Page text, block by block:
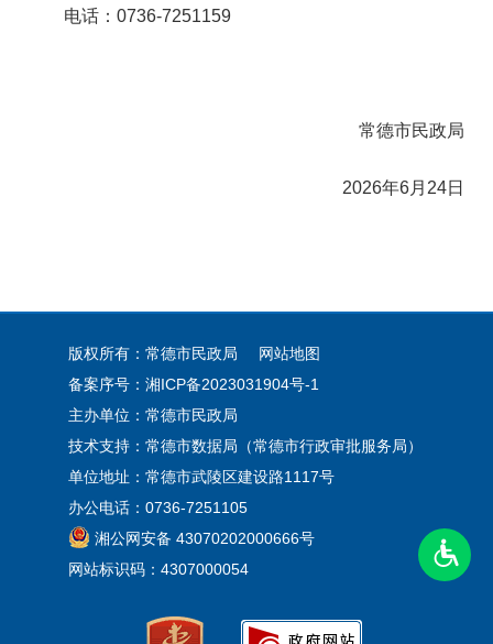
电话：0736-7251159
常德市民政局
2026年6月24日
版权所有：常德市民政局
网站地图
备案序号： 湘ICP备2023031904号-1
主办单位：常德市民政局
技术支持：常德市数据局（常德市行政审批服务局）
单位地址：常德市武陵区建设路1117号
办公电话：0736-7251105
湘公网安备 43070202000666号
网站标识码：4307000054